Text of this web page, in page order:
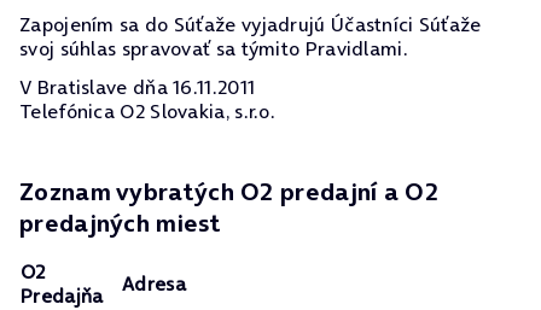
Zapojením sa do Súťaže vyjadrujú Účastníci Súťaže
svoj súhlas spravovať sa týmito Pravidlami.
V Bratislave dňa 16.11.2011
Telefónica O2 Slovakia, s.r.o.
Zoznam vybratých O2 predajní a O2
predajných miest
O2
Predajňa
Adresa